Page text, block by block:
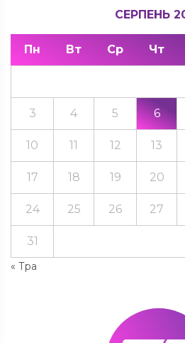
СЕРПЕНЬ
Пн Вт Ср Чт
« Тра
3 4 5 6
10 11 12 13
17 18 19 20
24 25 26 27
31